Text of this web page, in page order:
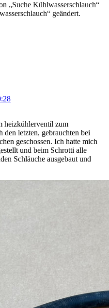
„Suche Kühlwasserschlauch“
geändert.
heizkühlerventil zum
letzten, gebrauchten bei
geschossen. Ich hatte mich
und beim Schrotti alle
Schläuche ausgebaut und